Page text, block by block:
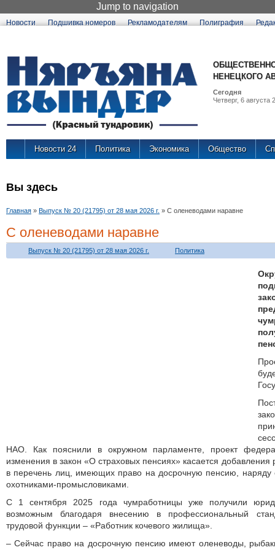
Jump to navigation
Новости Подшивка номеров Рекламодателям Полиграфия
НЕНЕЦКОГО
Сегодня
Четверг, 6 августа
Новости 24 Политика Экономика Общество
Вы здесь
Главная » Выпуск № 20 (21795) от 28 мая 2026 г. » С оленеводами наравне
С оленеводами наравне
Выпуск № 20 (21795) от 28 мая 2026 г. Политика
НАО. Как пояснили в окружном парламенте, проект
изменения в закон «О страховых пенсиях» касается добавления
в перечень лиц, имеющих право на досрочную пенсию,
охотниками-промысловиками.
С 1 сентября 2025 года чумработницы уже получили
возможным благодаря внесению в профессиональный
трудовой функции – «Работник кочевого жилища».
– Сейчас право на досрочную пенсию имеют оленеводы,